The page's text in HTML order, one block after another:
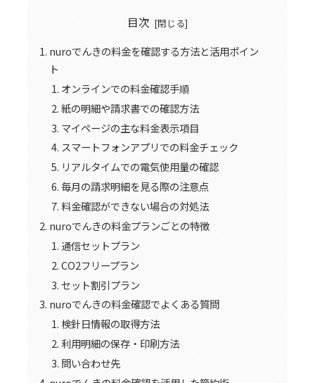
目次
nuroでんきの料金を確認する方法と活用ポイン
ト
オンラインでの料金確認手順
紙の明細や請求書での確認方法
マイページの主な料金表示項目
スマートフォンアプリでの料金チェック
リアルタイムでの電気使用量の確認
毎月の請求明細を見る際の注意点
料金確認ができない場合の対処法
nuroでんきの料金プランごとの特徴
通信セットプラン
CO2フリープラン
セット割引プラン
nuroでんきの料金確認でよくある質問
検針日情報の取得方法
利用明細の保存・印刷方法
問い合わせ先